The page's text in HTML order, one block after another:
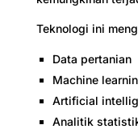
Teknologi ini
Data pertanian
Machine
Artificial
Analitik